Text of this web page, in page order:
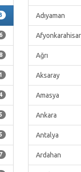
Adıyaman
Afyonkarahisar
Ağrı
Aksaray
Amasya
Ankara
Antalya
Ardahan